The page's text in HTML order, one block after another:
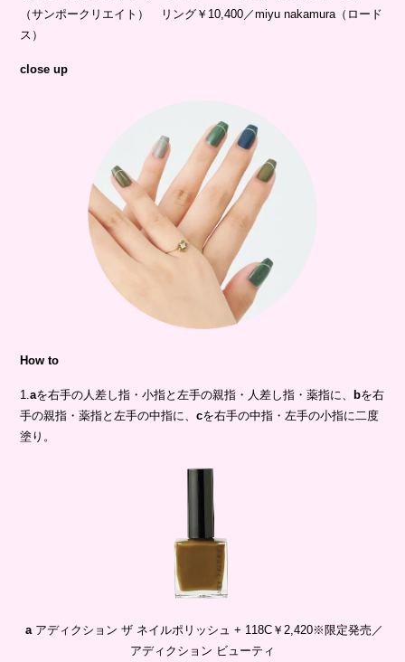
（サンポークリエイト） リング￥10,400／miyu nakamura（ロード
ス）
close up
How to
1.aを右手の人差し指・小指と左手の親指・人差し指・薬指に、bを右
手の親指・薬指と左手の中指に、cを右手の中指・左手の小指に二度
塗り。
a アディクション ザ ネイルポリッシュ + 118C￥2,420※限定発売／
アディクション ビューティ